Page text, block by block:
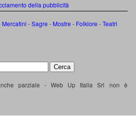
della pubblicità
Mercatini -Sagre - Mostre - Folklore -Teatri
parziale - Web Up Italia Srl non è